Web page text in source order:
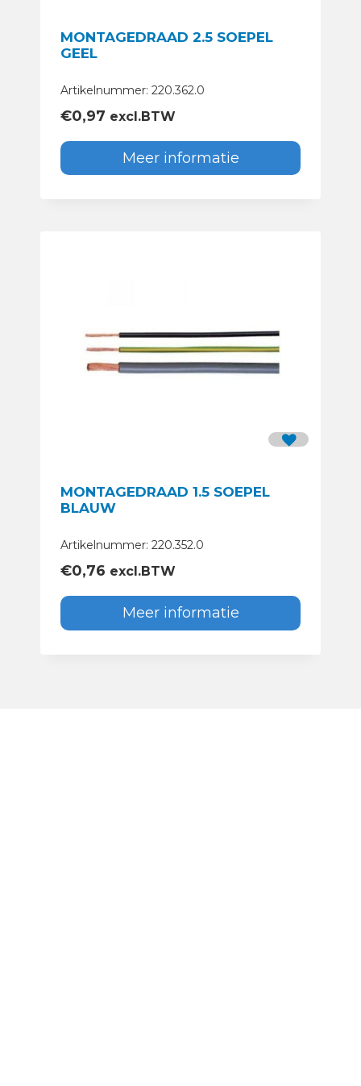
MONTAGEDRAAD 2.5 SOEPEL
GEEL
Artikelnummer: 220.362.0
€0,97 excl.BTW
Meer informatie
MONTAGEDRAAD 1.5 SOEPEL
BLAUW
Artikelnummer: 220.352.0
€0,76 excl.BTW
Meer informatie